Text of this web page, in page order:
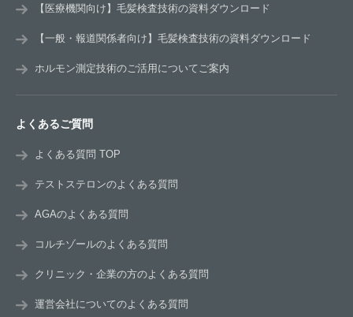
【医療機関向け】毛髪検査技術の資料ダウンロード
【一般・報道関係者向け】毛髪検査技術の資料ダウンロード
ホルモン測定技術のご活用についてご案内
よくあるご質問
よくある質問 TOP
テストステロンのよくある質問
AGAのよくある質問
コルチゾールのよくある質問
クリニック・企業の方のよくある質問
運営会社についてのよくある質問